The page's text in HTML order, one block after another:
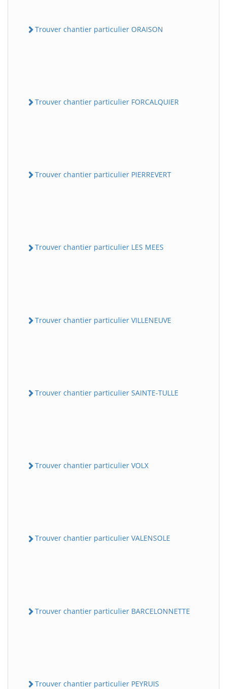
Trouver chantier particulier ORAISON
Trouver chantier particulier FORCALQUIER
Trouver chantier particulier PIERREVERT
Trouver chantier particulier LES MEES
Trouver chantier particulier VILLENEUVE
Trouver chantier particulier SAINTE-TULLE
Trouver chantier particulier VOLX
Trouver chantier particulier VALENSOLE
Trouver chantier particulier BARCELONNETTE
Trouver chantier particulier PEYRUIS